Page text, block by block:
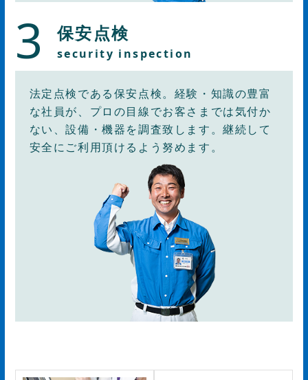
3 保安点検
security inspection
法定点検である保安点検。経験・知識の豊富
な社員が、プロの目線でお客さまでは気付か
ない、設備・機器を調査致します。継続して
安全にご利用頂けるよう努めます。